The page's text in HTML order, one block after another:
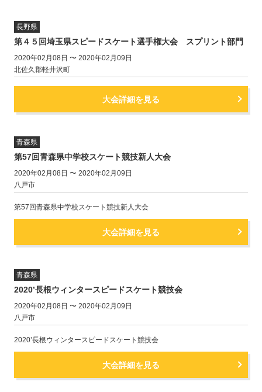
長野県
第４５回埼玉県スピードスケート選手権大会 スプリント部門
2020年02月08日 〜 2020年02月09日
北佐久郡軽井沢町
大会詳細を見る
青森県
第57回青森県中学校スケート競技新人大会
2020年02月08日 〜 2020年02月09日
八戸市
第57回青森県中学校スケート競技新人大会
大会詳細を見る
青森県
2020’長根ウィンタースピードスケート競技会
2020年02月08日 〜 2020年02月09日
八戸市
2020’長根ウィンタースピードスケート競技会
大会詳細を見る